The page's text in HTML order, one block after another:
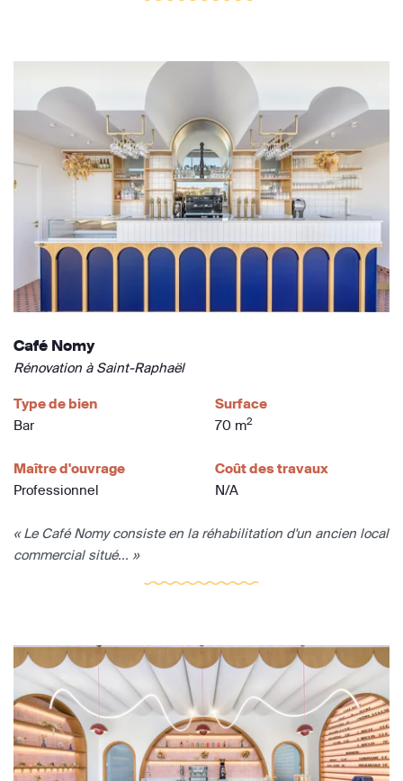
Café Nomy
Rénovation à Saint-Raphaël
Type de bien
Bar
Surface
70 m2
Maître d'ouvrage
Professionnel
Coût des travaux
N/A
« Le Café Nomy consiste en la réhabilitation d'un ancien local
commercial situé... »